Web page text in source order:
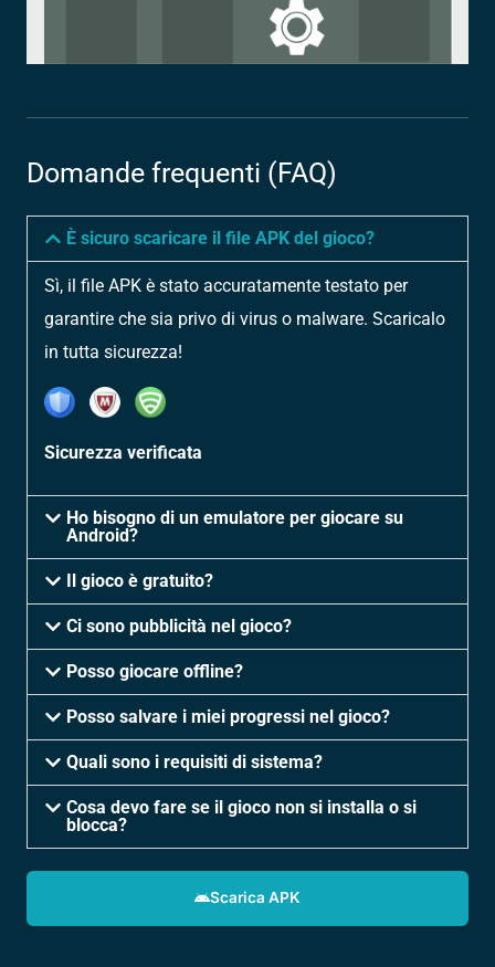
Domande frequenti (FAQ)
È sicuro scaricare il file APK del gioco?
Sì, il file APK è stato accuratamente testato per
garantire che sia privo di virus o malware. Scaricalo
in tutta sicurezza!
Sicurezza verificata
Ho bisogno di un emulatore per giocare su
Android?
Il gioco è gratuito?
Ci sono pubblicità nel gioco?
Posso giocare offline?
Posso salvare i miei progressi nel gioco?
Quali sono i requisiti di sistema?
Cosa devo fare se il gioco non si installa o si
blocca?
Scarica APK